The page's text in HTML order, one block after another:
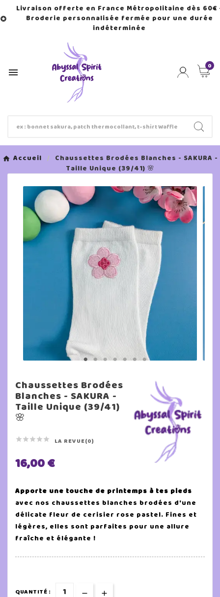

Livraison offerte en France Métropolitaine dès 60€
Broderie personnalisée fermée pour une durée
indéterminée

0
Accueil
Chaussettes Brodées Blanches - SAKURA -
Taille Unique (39/41) 🌸
Chaussettes Brodées
Blanches - SAKURA -
Taille Unique (39/41)
🌸
     LA REVUE(0)
16,00 €
Apporte une touche de printemps à tes pieds
avec nos chaussettes blanches brodées d'une
délicate fleur de cerisier rose pastel. Fines et
légères, elles sont parfaites pour une allure
fraîche et élégante !
QUANTITÉ :